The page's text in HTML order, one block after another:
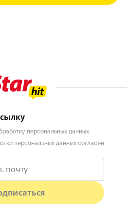
персональных данных
персональных данных согласен